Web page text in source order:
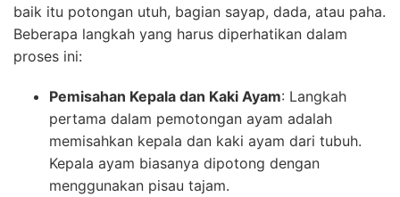
baik itu potongan utuh, bagian sayap, dada, atau paha.
Beberapa langkah yang harus diperhatikan dalam
proses ini:
Pemisahan Kepala dan Kaki Ayam: Langkah
pertama dalam pemotongan ayam adalah
memisahkan kepala dan kaki ayam dari tubuh.
Kepala ayam biasanya dipotong dengan
menggunakan pisau tajam.